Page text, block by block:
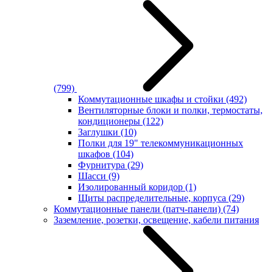
(799)
Коммутационные шкафы и стойки (492)
Вентиляторные блоки и полки, термостаты,
кондиционеры (122)
Заглушки (10)
Полки для 19" телекоммуникационных
шкафов (104)
Фурнитура (29)
Шасси (9)
Изолированный коридор (1)
Щиты распределительные, корпуса (29)
Коммутационные панели (патч-панели) (74)
Заземление, розетки, освещение, кабели питания